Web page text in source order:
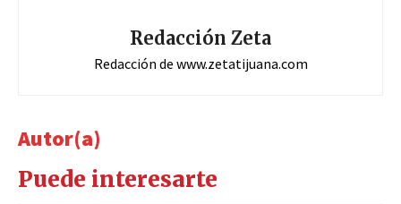
Redacción Zeta
Redacción de www.zetatijuana.com
Autor(a)
Puede interesarte